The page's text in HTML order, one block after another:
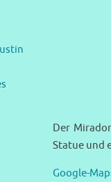
Der
Statue und
Google-